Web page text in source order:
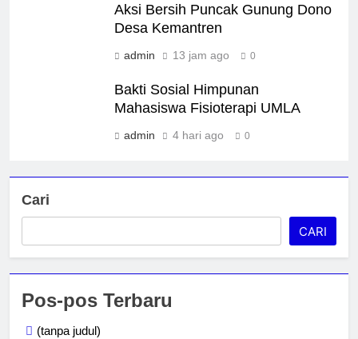
Aksi Bersih Puncak Gunung Dono
Desa Kemantren
admin 13 jam ago 0
Bakti Sosial Himpunan
Mahasiswa Fisioterapi UMLA
admin 4 hari ago 0
Cari
CARI
Pos-pos Terbaru
(tanpa judul)